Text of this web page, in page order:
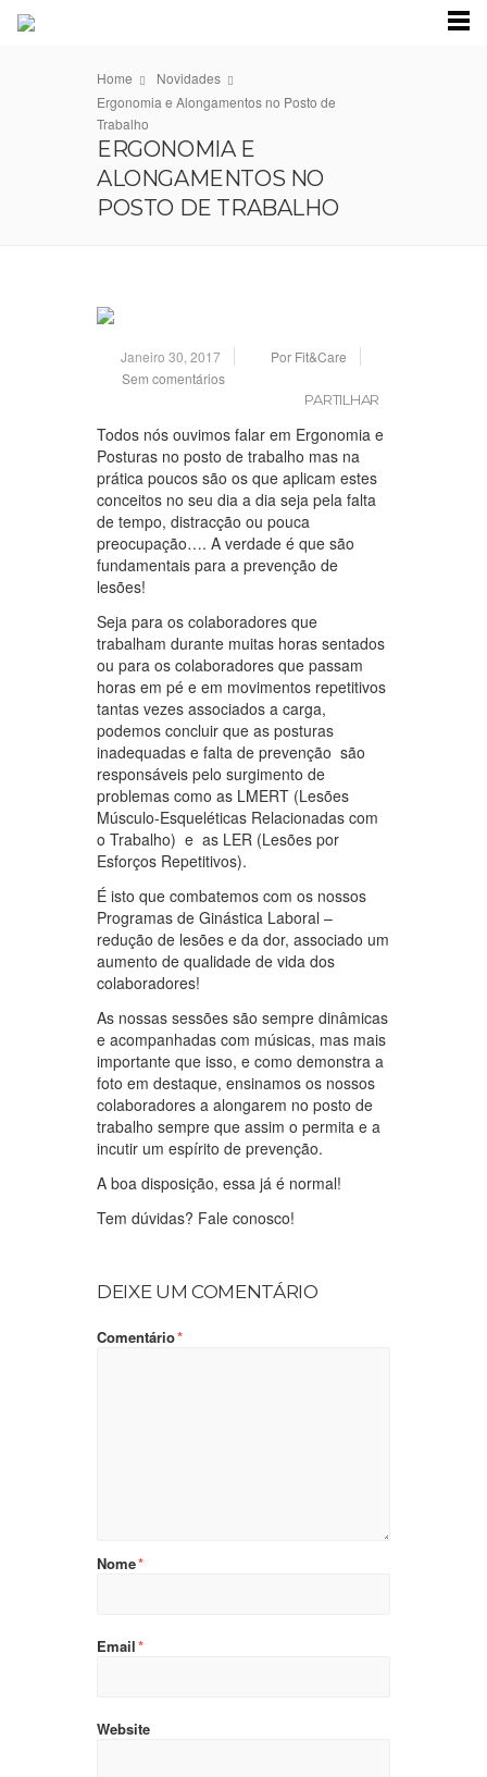
Home
Novidades
Ergonomia e Alongamentos no Posto de
Trabalho
ERGONOMIA E
ALONGAMENTOS NO
POSTO DE TRABALHO
Janeiro 30, 2017
Por Fit&Care
Sem comentários
PARTILHAR
Todos nós ouvimos falar em Ergonomia e
Posturas no posto de trabalho mas na
prática poucos são os que aplicam estes
conceitos no seu dia a dia seja pela falta
de tempo, distracção ou pouca
preocupação…. A verdade é que são
fundamentais para a prevenção de
lesões!
Seja para os colaboradores que
trabalham durante muitas horas sentados
ou para os colaboradores que passam
horas em pé e em movimentos repetitivos
tantas vezes associados a carga,
podemos concluir que as posturas
inadequadas e falta de prevenção são
responsáveis pelo surgimento de
problemas como as LMERT (Lesões
Músculo-Esqueléticas Relacionadas com
o Trabalho) e as LER (Lesões por
Esforços Repetitivos).
É isto que combatemos com os nossos
Programas de Ginástica Laboral –
redução de lesões e da dor, associado um
aumento de qualidade de vida dos
colaboradores!
As nossas sessões são sempre dinâmicas
e acompanhadas com músicas, mas mais
importante que isso, e como demonstra a
foto em destaque, ensinamos os nossos
colaboradores a alongarem no posto de
trabalho sempre que assim o permita e a
incutir um espírito de prevenção.
A boa disposição, essa já é normal!
Tem dúvidas? Fale conosco!
DEIXE UM COMENTÁRIO
Comentário*
Nome*
Email*
Website